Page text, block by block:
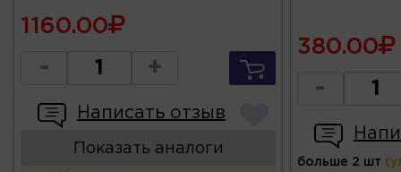
1160.00
- +
Написать отзыв
Показать аналоги
380.00
-
больше 2 шт